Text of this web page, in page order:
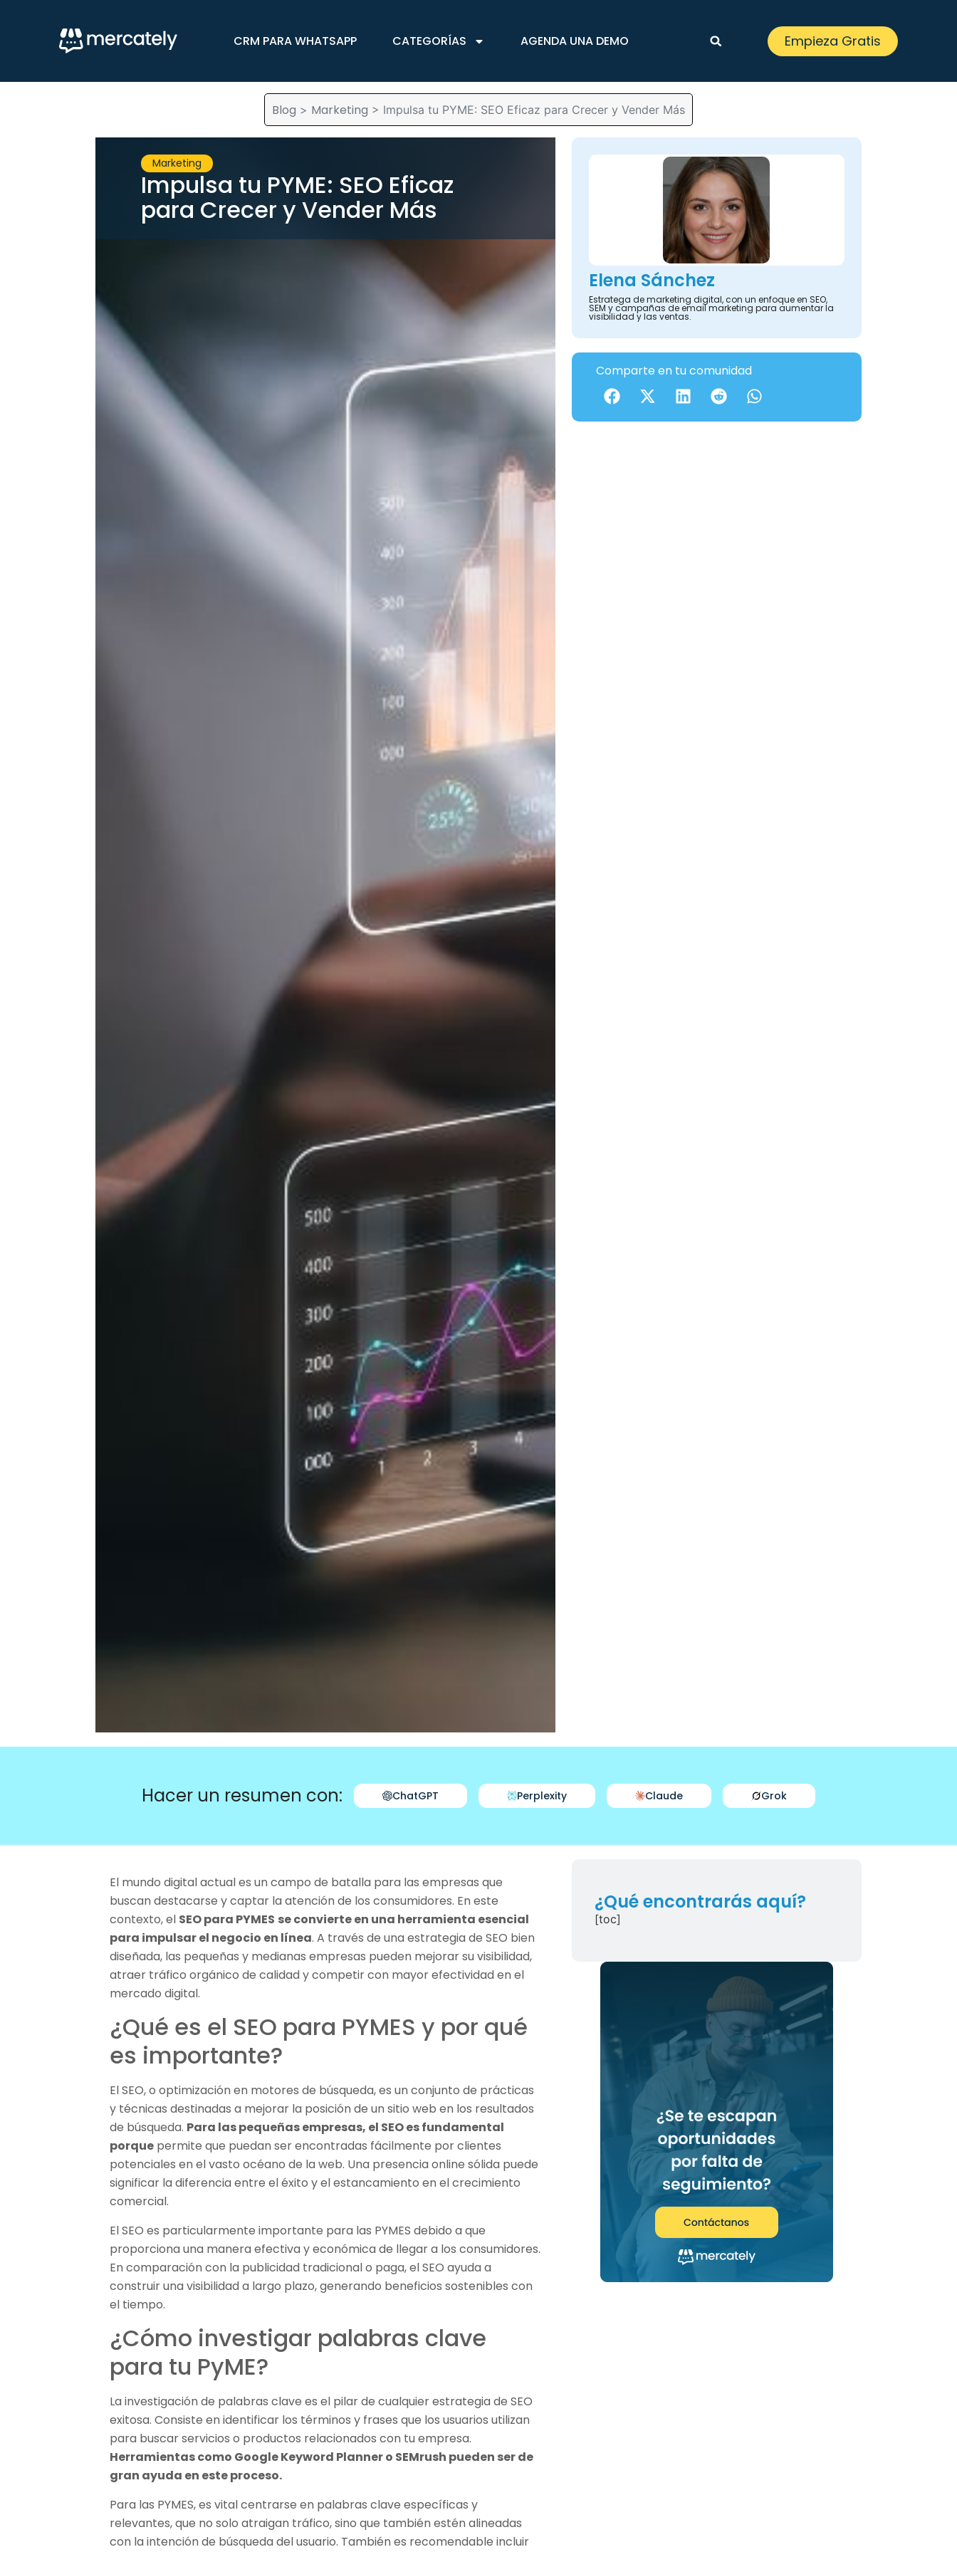
CRM PARA WHATSAPP CATEGORÍAS AGENDA UNA DEMO Empieza Gratis
Blog > Marketing > Impulsa tu PYME: SEO Eficaz para Crecer y Vender Más
Marketing
Impulsa tu PYME: SEO Eficaz
para Crecer y Vender Más
Elena Sánchez
Estratega de marketing digital, con un enfoque en SEO,
SEM y campañas de email marketing para aumentar la
visibilidad y las ventas.
Comparte en tu comunidad
Hacer un resumen con: ChatGPT Perplexity Claude Grok
El mundo digital actual es un campo de batalla para las empresas que
buscan destacarse y captar la atención de los consumidores. En este
contexto, el SEO para PYMES se convierte en una herramienta esencial
para impulsar el negocio en línea. A través de una estrategia de SEO bien
diseñada, las pequeñas y medianas empresas pueden mejorar su visibilidad,
atraer tráfico orgánico de calidad y competir con mayor efectividad en el
mercado digital.
¿Qué es el SEO para PYMES y por qué
es importante?
El SEO, o optimización en motores de búsqueda, es un conjunto de prácticas
y técnicas destinadas a mejorar la posición de un sitio web en los resultados
de búsqueda. Para las pequeñas empresas, el SEO es fundamental
porque permite que puedan ser encontradas fácilmente por clientes
potenciales en el vasto océano de la web. Una presencia online sólida puede
significar la diferencia entre el éxito y el estancamiento en el crecimiento
comercial.
El SEO es particularmente importante para las PYMES debido a que
proporciona una manera efectiva y económica de llegar a los consumidores.
En comparación con la publicidad tradicional o paga, el SEO ayuda a
construir una visibilidad a largo plazo, generando beneficios sostenibles con
el tiempo.
¿Cómo investigar palabras clave
para tu PyME?
La investigación de palabras clave es el pilar de cualquier estrategia de SEO
exitosa. Consiste en identificar los términos y frases que los usuarios utilizan
para buscar servicios o productos relacionados con tu empresa.
Herramientas como Google Keyword Planner o SEMrush pueden ser de
gran ayuda en este proceso.
Para las PYMES, es vital centrarse en palabras clave específicas y
relevantes, que no solo atraigan tráfico, sino que también estén alineadas
con la intención de búsqueda del usuario. También es recomendable incluir
¿Qué encontrarás aquí?
[toc]